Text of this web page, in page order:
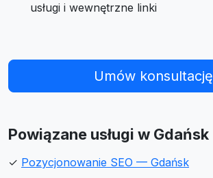
usługi i wewnętrzne linki
Umów konsultację
Powiązane usługi w Gdańsk
✓ Pozycjonowanie SEO — Gdańsk